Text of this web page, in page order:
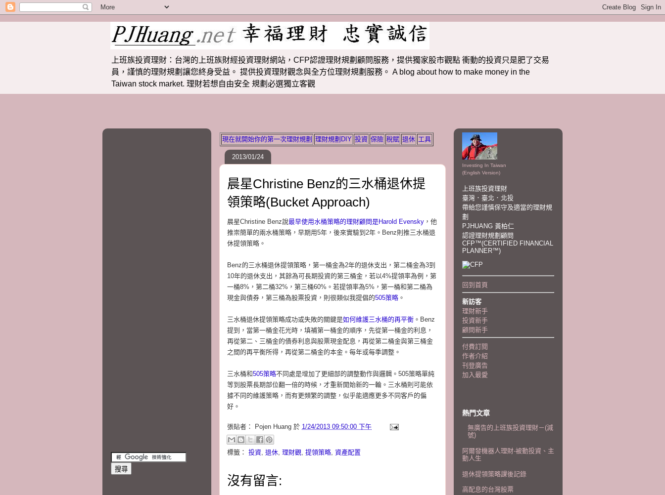
上班族投資理財：台灣的上班族財經投資理財網站，CFP認證理財規劃顧問服務，提供獨家股市觀點 衝動的投資只是肥了交易
員，謹慎的理財規劃讓您終身受益。 提供投資理財觀念與全方位理財規劃服務。 A blog about how to make money in the
Taiwan stock market. 理財若想自由安全 規劃必選獨立客觀
現在就開始你的第一次理財規劃 理財規劃DIY 投資 保險 稅賦 退休 工具
2013/01/24
晨星Christine Benz的三水桶退休提
領策略(Bucket Approach)
晨星Christine Benz說最早使用水桶策略的理財顧問是Harold Evensky ，他
推崇簡單的兩水桶策略，早期用5年，後來實驗到2年。Benz則推三水桶退
休提領策略。
Benz的三水桶退休提領策略，第一桶金為2年的退休支出，第二桶金為3到
10年的退休支出，其餘為可長期投資的第三桶金，若以4%提領率為例，第
一桶8%，第二桶32%，第三桶60%。若提領率為5%，第一桶和第二桶為
現金與債券，第三桶為股票投資，則很類似我提倡的505策略 。
三水桶退休提領策略成功或失敗的關鍵是如何維護三水桶的再平衡 。Benz
提到，當第一桶金花光時，填補第一桶金的順序，先從第一桶金的利息，
再從第二、三桶金的債券利息與股票現金配息，再從第二桶金與第三桶金
之間的再平衡所得，再從第二桶金的本金。每年或每季調整。
三水桶和505策略不同處是增加了更細部的調整動作與邏輯。505策略單純
等到股票長期部位翻一倍的時候，才重新開始新的一輪。三水桶則可能依
據不同的維護策略，而有更頻繁的調整，似乎能適應更多不同客戶的偏
好。
張貼者： Pojen Huang 於 1/24/2013 09:50:00 下午
標籤： 投資, 退休, 理財觀, 提領策略, 資產配置
沒有留言:
Investing In Taiwan
(English Version)
上班族投資理財
臺灣．臺北．北投
帶給您謹慎保守及適當的理財規
劃
PJHUANG 黃柏仁
認證理財規劃顧問
CFP™(CERTIFIED FINANCIAL
PLANNER™)
回到首頁
新訪客
理財新手
投資新手
顧問新手
付費訂閱
作者介紹
刊登廣告
加入最愛
熱門文章
無廣告的上班族投資理財－(減
號)
阿爾發機器人理財-被動投資、主
動人生
退休提領策略課後記錄
高配息的台灣股票